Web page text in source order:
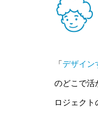
「 デザイン
のどこで活
ロジェクト